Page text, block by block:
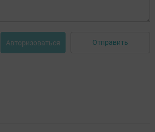
Авторизоваться Отправить